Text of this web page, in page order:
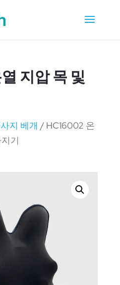
지압 목 및
지 베개 / HC16002 온
기